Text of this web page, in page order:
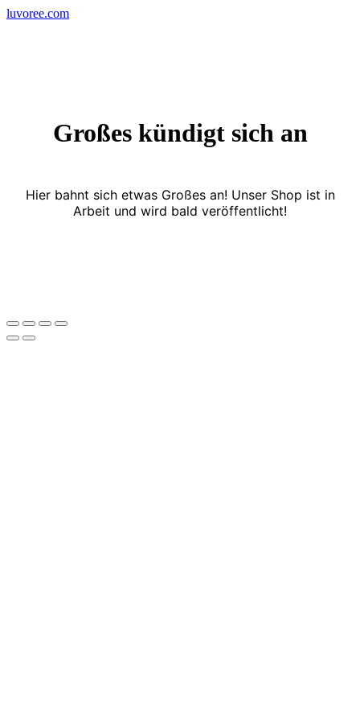
Skip
luvoree.com
Großes kündigt sich an
Hier bahnt sich etwas Großes an! Unser Shop ist in
Arbeit und wird bald veröffentlicht!